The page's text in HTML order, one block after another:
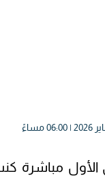
مباشرة